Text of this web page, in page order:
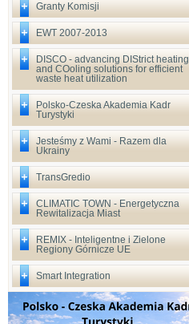
Granty Komisji
EWT 2007-2013
DISCO - advancing DIStrict heating
and COoling solutions for efficient
waste heat utilization
Polsko-Czeska Akademia Kadr
Turystyki
Jesteśmy z Wami - Razem dla
Ukrainy
TransGredio
CLIMATIC TOWN - Energetyczna
Rewitalizacja Miast
REMIX - Inteligentne i Zielone
Regiony Górnicze UE
Smart Integration